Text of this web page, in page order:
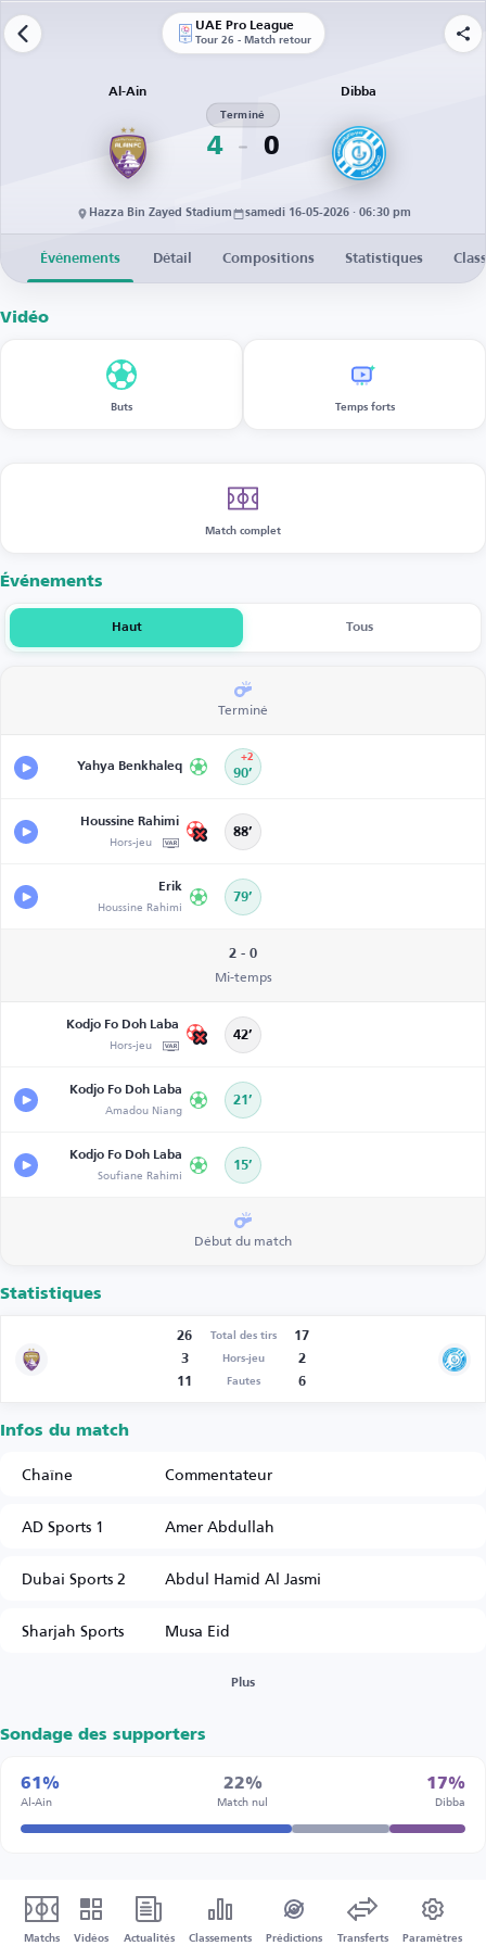
UAE Pro League
Tour 26 - Match retour
Al-Ain
4
Terminé
0
Dibba
Hazza Bin Zayed Stadium samedi 16-05-2026 · 06:30 pm
Événements Détail Compositions Statistiques
Vidéo
Buts Temps forts
Match complet
Événements
Haut Tous
Terminé
Yahya Benkhaleq 90’
+2
Houssine Rahimi
Hors-jeu 88’
Erik
Houssine Rahimi 79’
2 - 0
Mi-temps
Kodjo Fo Doh Laba
Hors-jeu 42’
Kodjo Fo Doh Laba
Amadou Niang 21’
Kodjo Fo Doh Laba
Soufiane Rahimi 15’
Début du match
Statistiques
26 Total des tirs
17
3
Hors-jeu
2
11
Fautes 6
Infos du match
Chaîne
Commentateur
AD Sports 1
Amer Abdullah
Dubai Sports 2
Abdul Hamid Al Jasmi
Sharjah Sports
Musa Eid
Plus
Sondage des supporters
61%
Al-Ain
22%
Match nul
17%
Dibba
Matchs Vidéos Actualités Classements Prédictions Transferts Paramètres